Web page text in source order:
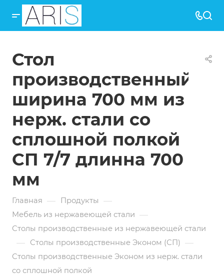
Стол
производственный
ширина 700 мм из
нерж. стали со
сплошной полкой
СП 7/7 длинна 700
мм
Главная — Продукты —
Мебель из нержавеющей стали —
Столы производственные из нержавеющей стали
— Столы производственные Эконом (СП) —
Столы производственные Эконом из нерж. стали
со сплошной полкой